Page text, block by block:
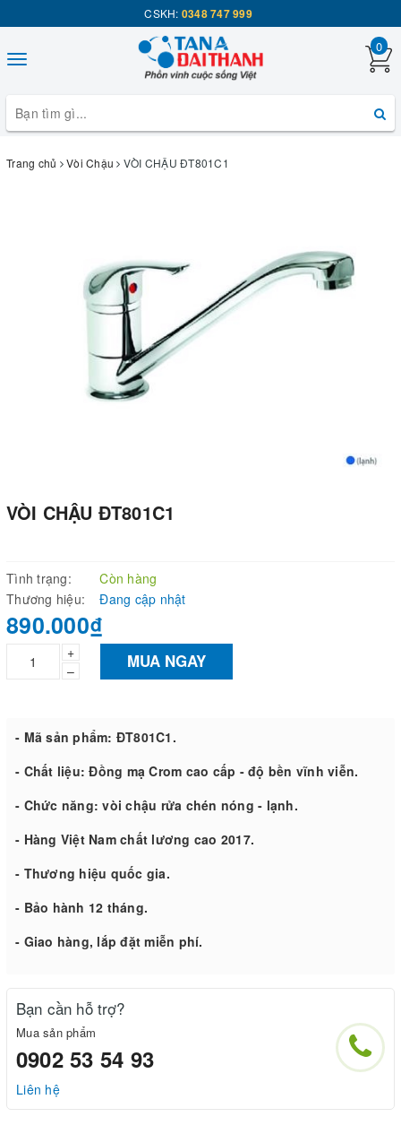
CSKH: 0348 747 999
Toggle
0
Trang chủ Vòi Chậu VÒI CHẬU ĐT801C1
VÒI CHẬU ĐT801C1
Tình trạng:
Còn hàng
Thương hiệu:
Đang cập nhật
890.000₫
+
–
MUA NGAY
- Mã sản phẩm: ĐT801C1.
- Chất liệu: Đồng mạ Crom cao cấp - độ bền vĩnh viễn.
- Chức năng: vòi chậu rửa chén nóng - lạnh.
- Hàng Việt Nam chất lương cao 2017.
- Thương hiệu quốc gia.
- Bảo hành 12 tháng.
- Giao hàng, lắp đặt miễn phí.
Bạn cần hỗ trợ?
Mua sản phẩm
0902 53 54 93
Liên hệ